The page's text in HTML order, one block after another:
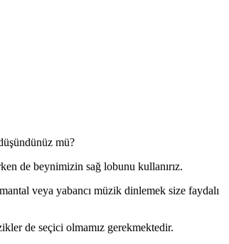
mü?
de beynimizin sağ lobunu kullanırız.
veya yabancı müzik dinlemek size faydalı
de seçici olmamız gerekmektedir.